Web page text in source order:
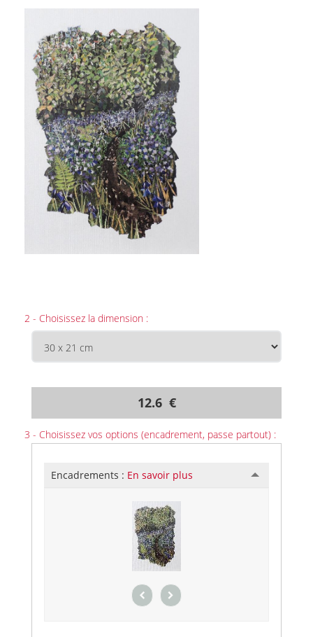
2 - Choisissez la dimension :
12.6 €
3 - Choisissez vos options (encadrement, passe partout) :
Encadrements : En savoir plus